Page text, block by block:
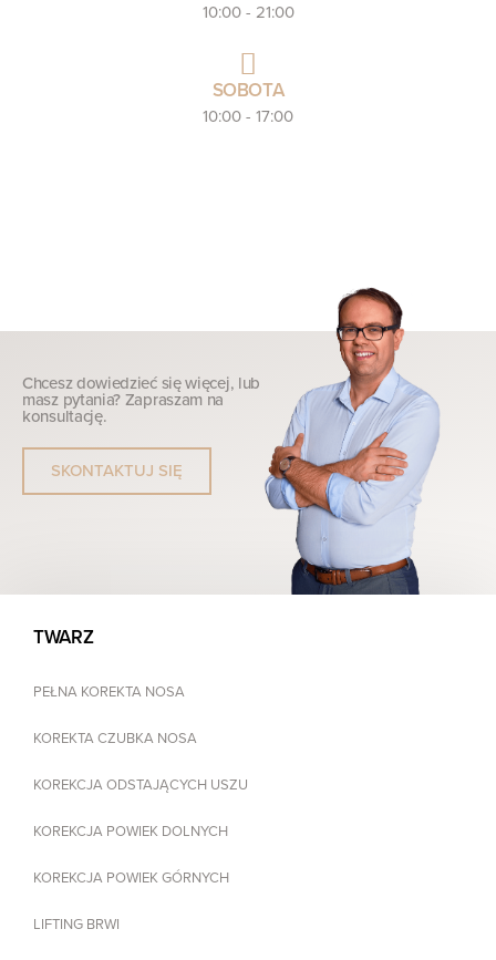
10:00 - 21:00
SOBOTA
10:00 - 17:00
Chcesz dowiedzieć się więcej, lub
masz pytania? Zapraszam na
konsultację.
SKONTAKTUJ SIĘ
TWARZ
PEŁNA KOREKTA NOSA
KOREKTA CZUBKA NOSA
KOREKCJA ODSTAJĄCYCH USZU
KOREKCJA POWIEK DOLNYCH
KOREKCJA POWIEK GÓRNYCH
LIFTING BRWI